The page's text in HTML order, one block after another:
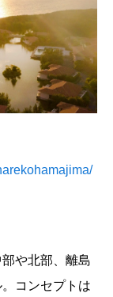
や北部、離島
コンセプトは